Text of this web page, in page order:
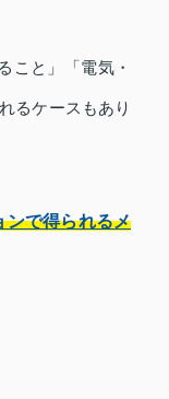
こと」「電気・
るケースもあり
ンで得られるメ